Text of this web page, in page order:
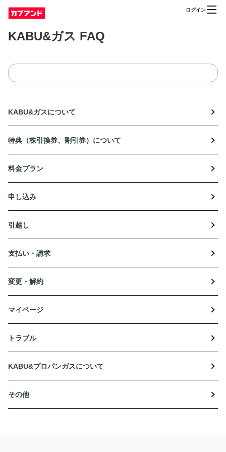
ログイン
KABU&ガス FAQ
KABU&ガスについて
特典（株引換券、割引券）について
料金プラン
申し込み
引越し
支払い・請求
変更・解約
マイページ
トラブル
KABU&プロパンガスについて
その他